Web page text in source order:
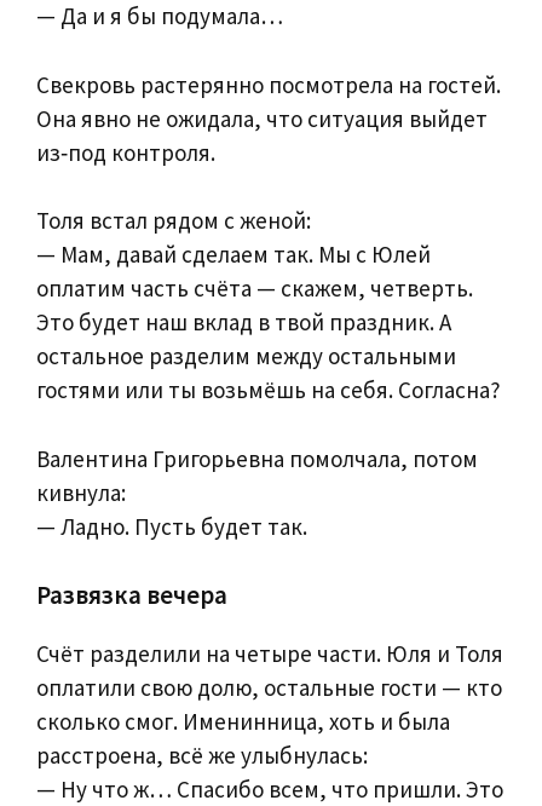
— Да и я бы подумала…
Свекровь растерянно посмотрела на гостей.
Она явно не ожидала, что ситуация выйдет
из‑под контроля.
Толя встал рядом с женой:
— Мам, давай сделаем так. Мы с Юлей
оплатим часть счёта — скажем, четверть.
Это будет наш вклад в твой праздник. А
остальное разделим между остальными
гостями или ты возьмёшь на себя. Согласна?
Валентина Григорьевна помолчала, потом
кивнула:
— Ладно. Пусть будет так.
Развязка вечера
Счёт разделили на четыре части. Юля и Толя
оплатили свою долю, остальные гости — кто
сколько смог. Именинница, хоть и была
расстроена, всё же улыбнулась:
— Ну что ж… Спасибо всем, что пришли. Это